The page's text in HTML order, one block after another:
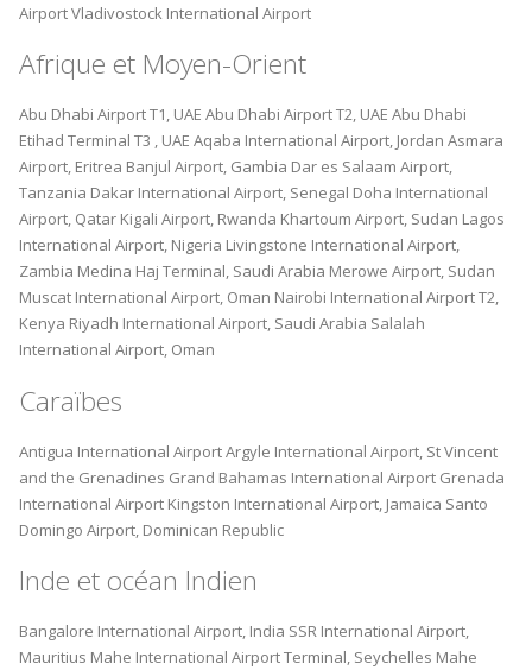
AirportVladivostock International Airport
Afrique et Moyen-Orient
Abu Dhabi Airport T1, UAE Abu Dhabi Airport T2, UAE Abu Dhabi
Etihad Terminal T3 , UAE Aqaba International Airport, Jordan Asmara
Airport, Eritrea Banjul Airport, Gambia Dar es Salaam Airport,
Tanzania Dakar International Airport, Senegal Doha International
Airport, Qatar Kigali Airport, Rwanda Khartoum Airport, Sudan Lagos
International Airport, Nigeria Livingstone International Airport,
Zambia Medina Haj Terminal, Saudi Arabia Merowe Airport, Sudan
Muscat International Airport, Oman Nairobi International Airport T2,
Kenya Riyadh International Airport, Saudi Arabia Salalah
International Airport, Oman
Caraïbes
Antigua International AirportArgyle International Airport, St Vincent
and the Grenadines Grand Bahamas International Airport Grenada
International Airport Kingston International Airport, Jamaica Santo
Domingo Airport, Dominican Republic
Inde et océan Indien
Bangalore International Airport, India SSR International Airport,
Mauritius Mahe International Airport Terminal, Seychelles Mahe